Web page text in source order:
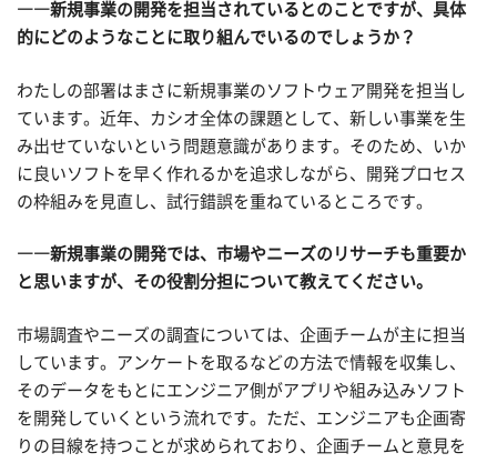
――新規事業の開発を担当されているとのことですが、具体
的にどのようなことに取り組んでいるのでしょうか？
わたしの部署はまさに新規事業のソフトウェア開発を担当し
ています。近年、カシオ全体の課題として、新しい事業を生
み出せていないという問題意識があります。そのため、いか
に良いソフトを早く作れるかを追求しながら、開発プロセス
の枠組みを見直し、試行錯誤を重ねているところです。
――新規事業の開発では、市場やニーズのリサーチも重要か
と思いますが、その役割分担について教えてください。
市場調査やニーズの調査については、企画チームが主に担当
しています。アンケートを取るなどの方法で情報を収集し、
そのデータをもとにエンジニア側がアプリや組み込みソフト
を開発していくという流れです。ただ、エンジニアも企画寄
りの目線を持つことが求められており、企画チームと意見を